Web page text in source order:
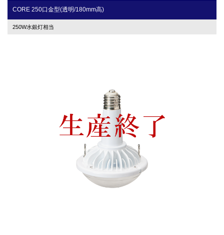
CORE 250口金型(透明/180mm高)
250W水銀灯相当